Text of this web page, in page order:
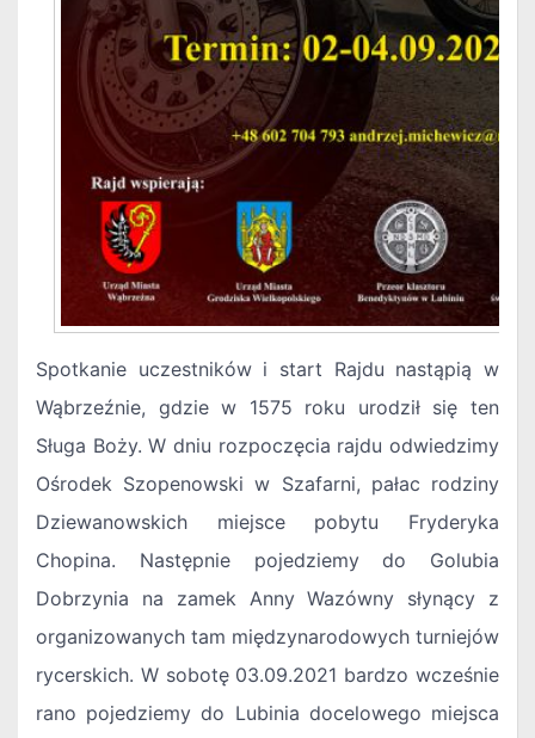
Spotkanie uczestników i start Rajdu nastąpią w
Wąbrzeźnie, gdzie w 1575 roku urodził się ten
Sługa Boży. W dniu rozpoczęcia rajdu odwiedzimy
Ośrodek Szopenowski w Szafarni, pałac rodziny
Dziewanowskich miejsce pobytu Fryderyka
Chopina. Następnie pojedziemy do Golubia
Dobrzynia na zamek Anny Wazówny słynący z
organizowanych tam międzynarodowych turniejów
rycerskich. W sobotę 03.09.2021 bardzo wcześnie
rano pojedziemy do Lubinia docelowego miejsca